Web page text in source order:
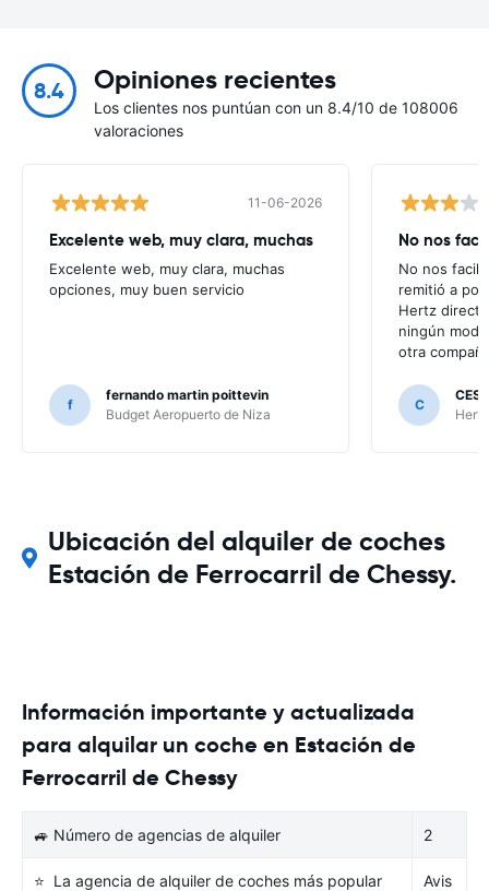
8.4 Opiniones recientes
Los clientes nos puntúan con un 8.4/10 de 108006
valoraciones
11-06-2026
Excelente web, muy clara, muchas
Excelente web, muy clara, muchas
opciones, muy buen servicio
f
fernando martin poittevin
Budget Aeropuerto de Niza
No nos
No nos
remitió a
Hertz
ningún
otra
C
Ubicación del alquiler de coches
Estación de Ferrocarril de Chessy.
Información importante y actualizada
para alquilar un coche en Estación de
Ferrocarril de Chessy
🚙 Número de agencias de alquiler 2
⭐ La agencia de alquiler de coches más popular Avis